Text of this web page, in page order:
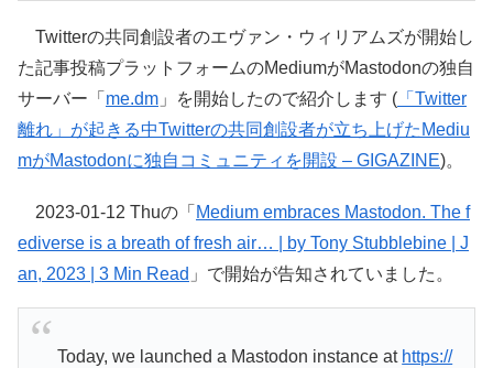
Twitterの共同創設者のエヴァン・ウィリアムズが開始し
た記事投稿プラットフォームのMediumがMastodonの独自
サーバー「 me.dm 」を開始したので紹介します ( 「Twitter
離れ」が起きる中Twitterの共同創設者が立ち上げたMediu
mがMastodonに独自コミュニティを開設 – GIGAZINE)。
2023-01-12 Thuの「 Medium embraces Mastodon. The f
ediverse is a breath of fresh air… | by Tony Stubblebine | J
an, 2023 | 3 Min Read 」で開始が告知されていました。
Today, we launched a Mastodon instance at https://